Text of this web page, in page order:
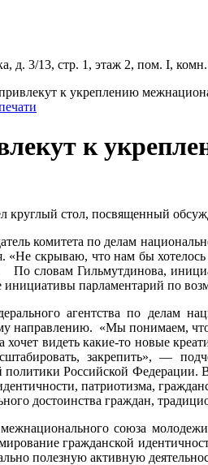
д. 3/13, стр. 1, этаж 2, пом. I,
к укреплению
к
круглый стол, посвященный
комитета по делам
«Не скрываю, что нам бы
словам Гильмутдинова,
парламентарий по
агентства по
направлению. «Мы понимаем,
хочет видеть какие-то новые
закрепить», —
Российской Федерации.
патриотизма,
достоинства граждан,
межнационального союза
гражданской
полезную активную